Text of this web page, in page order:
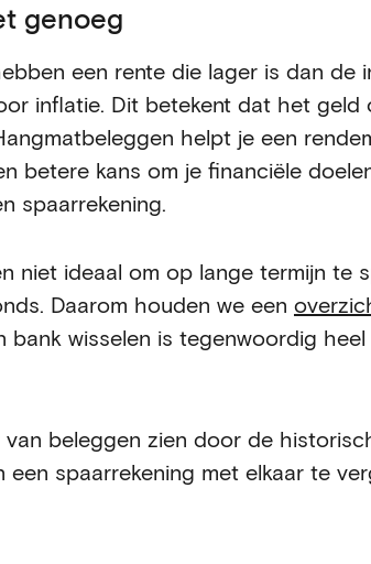
genoeg
een rente die lager is dan de
inflatie. Dit betekent dat het geld
helpt je een
betere kans om je financiële
spaarrekening.
niet ideaal om op lange termijn te
Daarom houden we een
bank wisselen is tegenwoordig
beleggen zien door de
een spaarrekening met elkaar te